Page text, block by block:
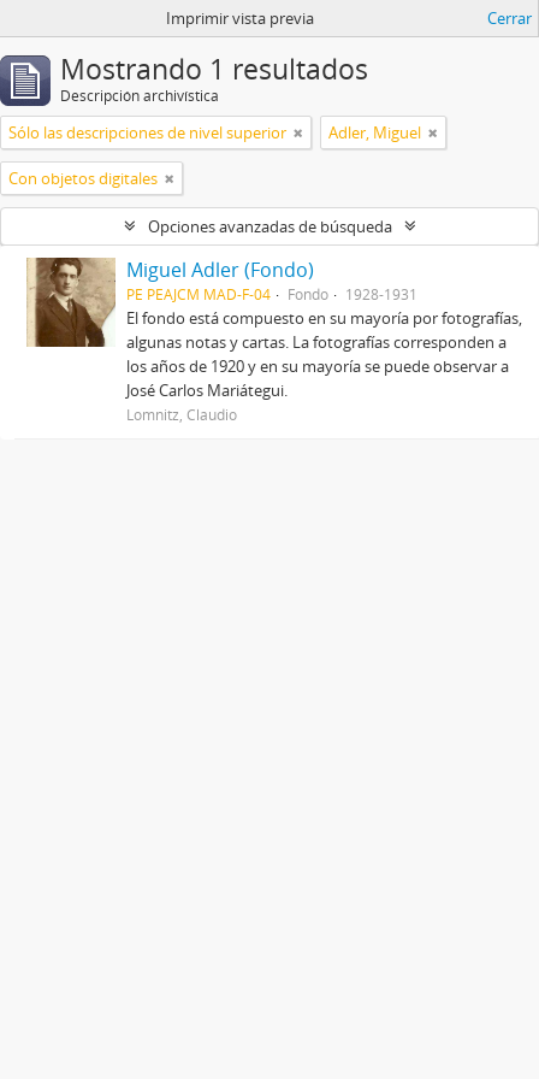
Imprimir vista previa Cerrar
Mostrando 1 resultados
Descripción archivística
Sólo las descripciones de nivel superior Adler, Miguel
Con objetos digitales
Opciones avanzadas de búsqueda
Miguel Adler (Fondo)
PE PEAJCM MAD-F-04 Fondo 1928-1931
El fondo está compuesto en su mayoría por fotografías,
algunas notas y cartas. La fotografías corresponden a
los años de 1920 y en su mayoría se puede observar a
José Carlos Mariátegui.
Lomnitz, Claudio